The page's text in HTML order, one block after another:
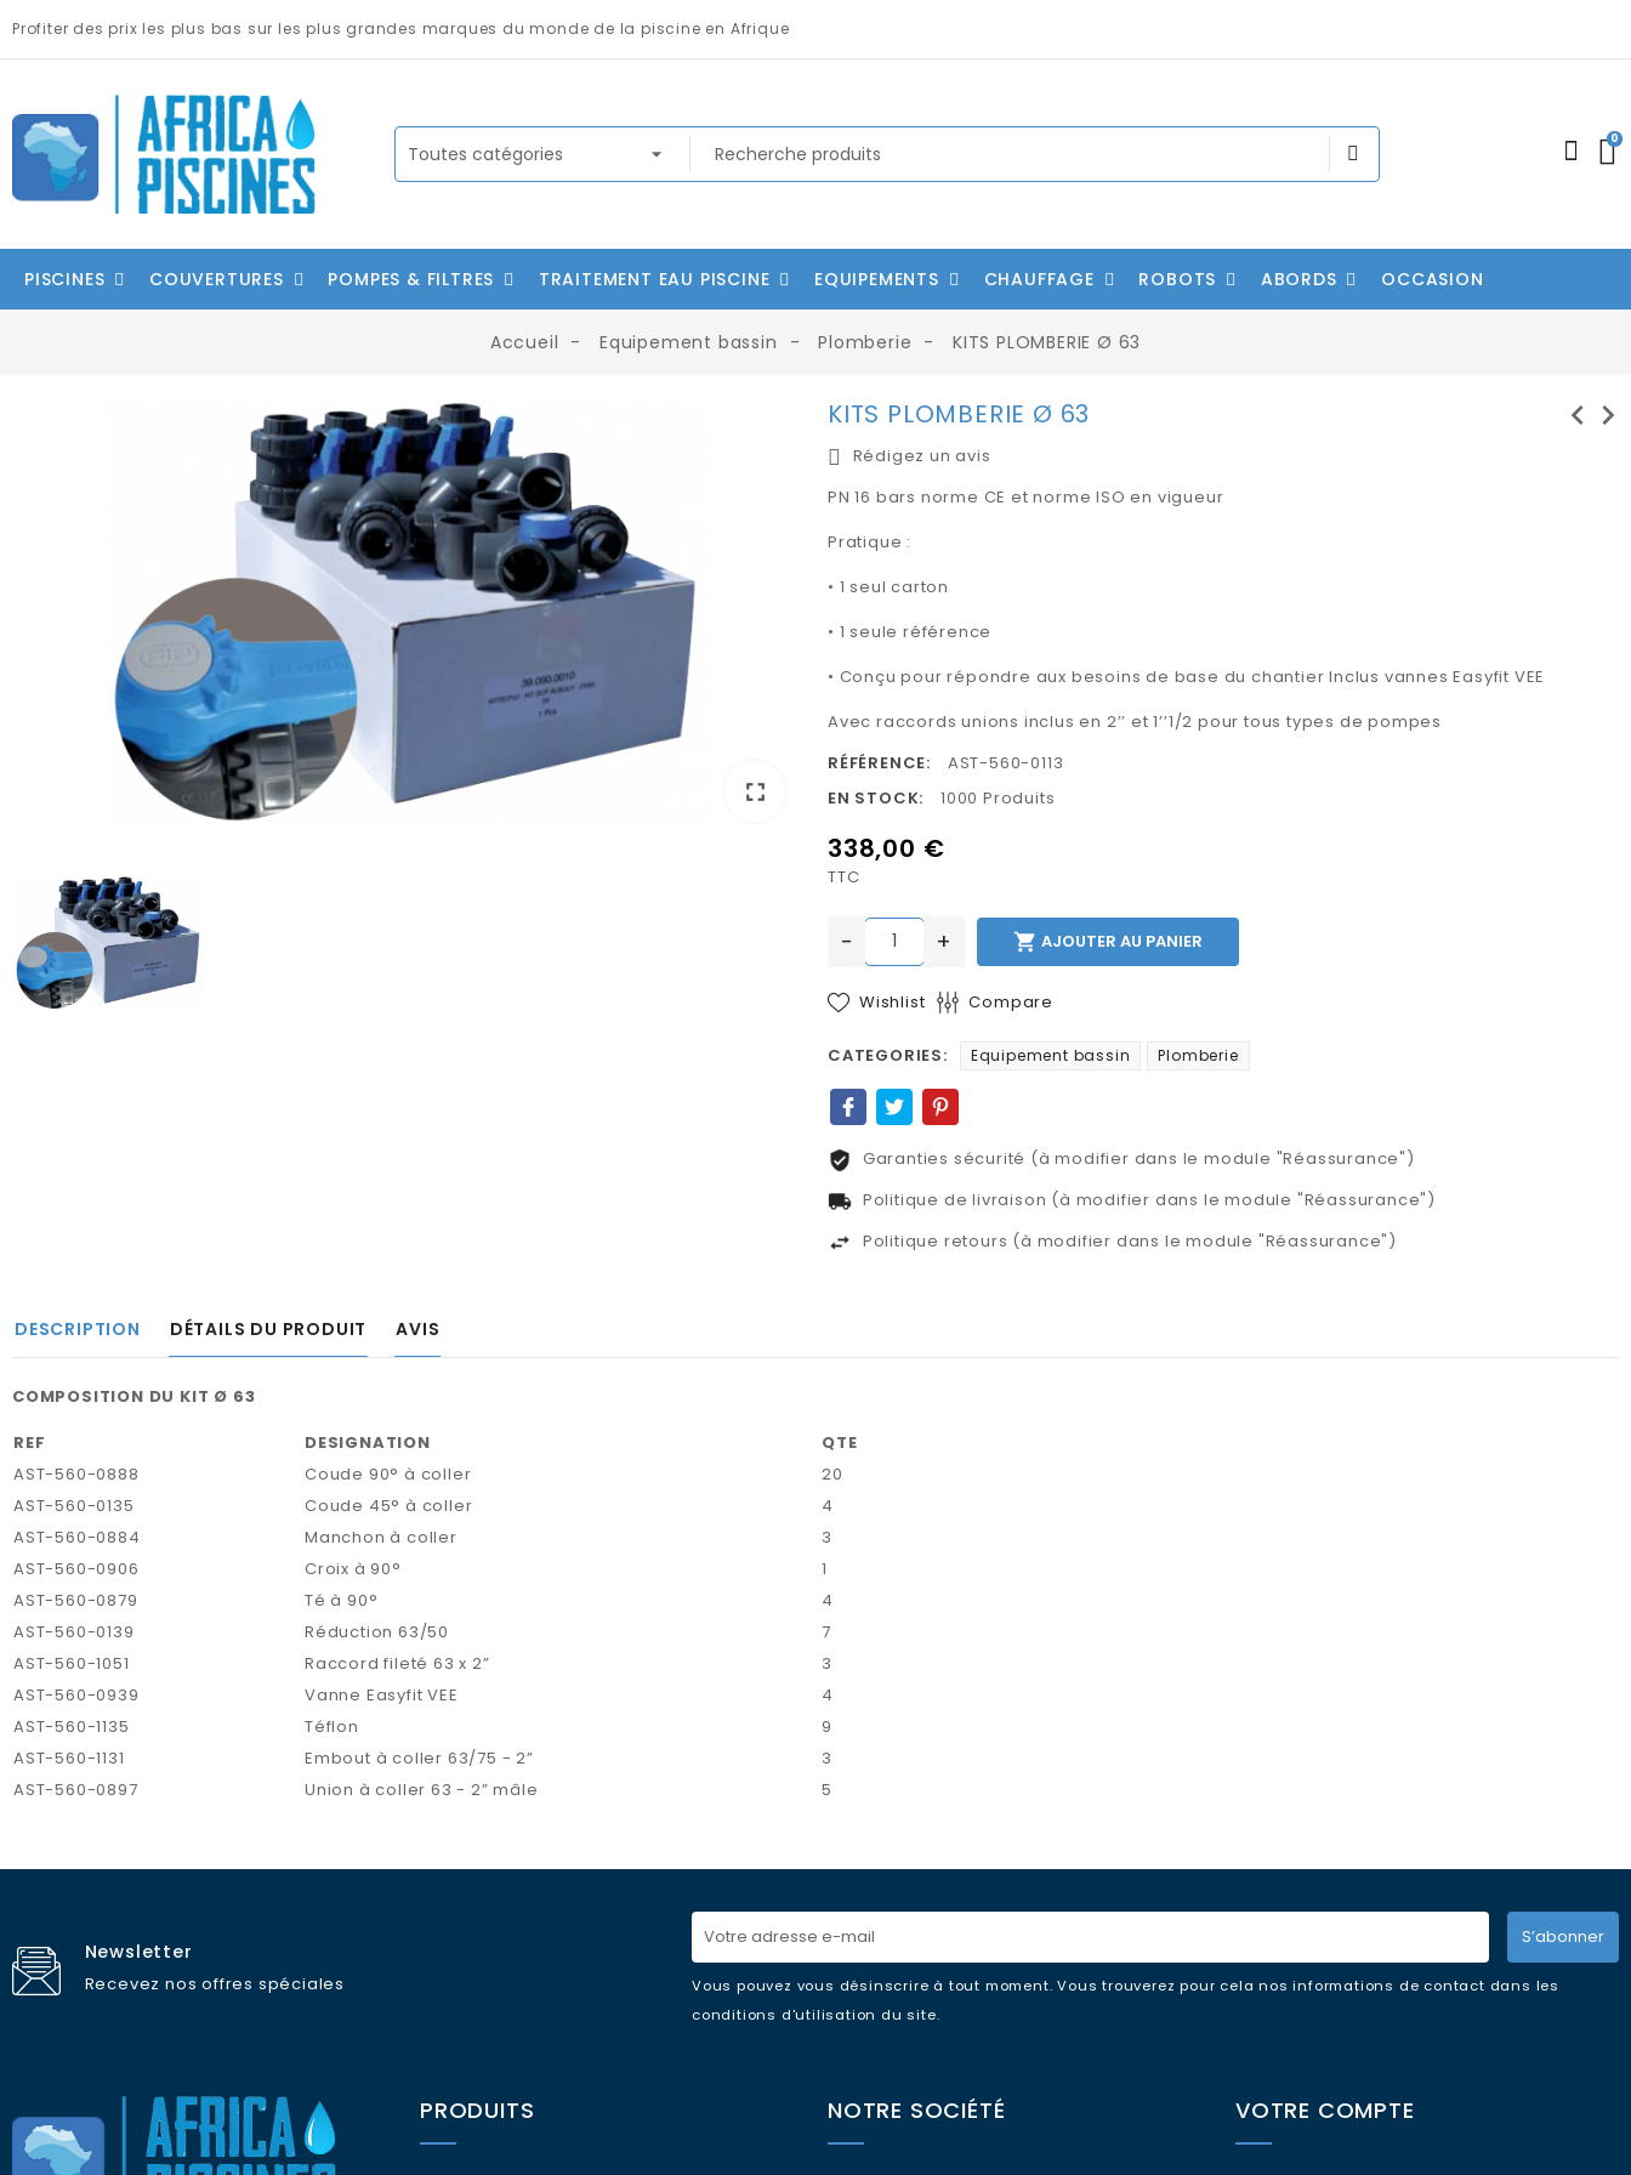
Profiter des prix les plus bas sur les plus grandes marques du monde de la piscine en Afrique
0
PISCINES COUVERTURES POMPES & FILTRES TRAITEMENT EAU PISCINE EQUIPEMENTS CHAUFFAGE ROBOTS ABORDS OCCASION
Accueil Equipement bassin Plomberie KITS PLOMBERIE Ø 63
fullscreen
KITS PLOMBERIE Ø 63 chevron_left chevron_right
Rédigez un avis
PN 16 bars norme CE et norme ISO en vigueur
Pratique :
• 1 seul carton
• 1 seule référence
• Conçu pour répondre aux besoins de base du chantier Inclus vannes Easyfit VEE
Avec raccords unions inclus en 2’’ et 1’’1/2 pour tous types de pompes
RÉFÉRENCE:
AST-560-0113
EN STOCK:
1000 Produits
338,00 €
TTC
- +  AJOUTER AU PANIER
Wishlist Compare
CATEGORIES: Equipement bassin Plomberie
Garanties sécurité (à modifier dans le module "Réassurance")
Politique de livraison (à modifier dans le module "Réassurance")
Politique retours (à modifier dans le module "Réassurance")
DESCRIPTION DÉTAILS DU PRODUIT AVIS
COMPOSITION DU KIT Ø 63
REF
DESIGNATION
QTE
AST-560-0888
Coude 90° à coller
20
AST-560-0135
Coude 45° à coller
4
AST-560-0884
Manchon à coller
3
AST-560-0906
Croix à 90°
1
AST-560-0879
Té à 90°
4
AST-560-0139
Réduction 63/50
7
AST-560-1051
Raccord fileté 63 x 2”
3
AST-560-0939
Vanne Easyfit VEE
4
AST-560-1135
Téflon
9
AST-560-1131
Embout à coller 63/75 - 2”
3
AST-560-0897
Union à coller 63 - 2” mâle 5
Newsletter
Recevez nos offres spéciales
S’abonner
Vous pouvez vous désinscrire à tout moment. Vous trouverez pour cela nos informations de contact dans les
conditions d'utilisation du site.
PRODUITS NOTRE SOCIÉTÉ VOTRE COMPTE